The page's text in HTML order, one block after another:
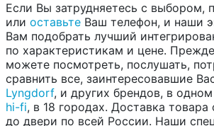
Если Вы затрудняетесь с выбором,
или оставьте Ваш телефон, и наши
Вам подобрать лучший
по характеристикам и цене.
можете посмотреть, послушать,
сравнить все, заинтересовавшие
Lyngdorf, и других брендов, в
hi-fi, в 18 городах. Доставка товара
до двери по всей России. Наши